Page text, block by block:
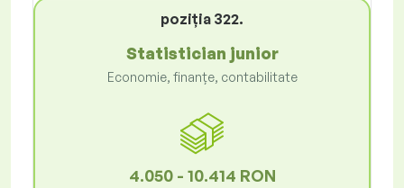
poziţia 322.
Statistician junior
Economie, finanțe, contabilitate
4.050 - 10.414 RON